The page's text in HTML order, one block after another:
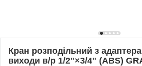
Кран розподільний з
виходи в/р 1/2"×3/4" (ABS)